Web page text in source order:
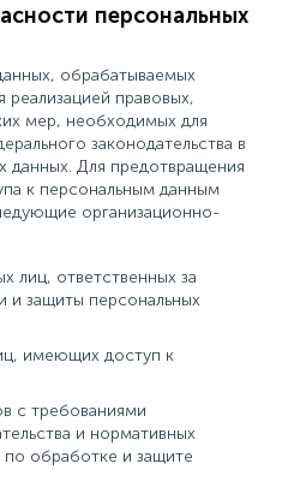
персональных
обрабатываемых
правовых,
мер, необходимых для
законодательства в
данных. Для предотвращения
к персональным данным
организационно-
лиц, ответственных за
и защиты персональных
имеющих доступ к
с требованиями
и нормативных
обработке и защите